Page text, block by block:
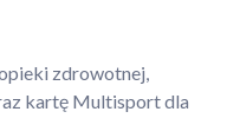
zdrowotnej,
kartę Multisport dla